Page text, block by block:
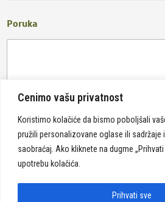
Cenimo vašu privatnost
Koristimo kolačiće da bismo poboljšali
pružili personalizovane oglase ili sadržaje
saobraćaj. Ako kliknete na dugme
upotrebu kolačića.
Prihvati sve
Poruka
Pošalji